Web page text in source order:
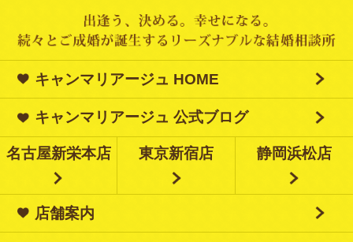
キャンマリアージュ HOME
キャンマリアージュ 公式ブログ
名古屋新栄本店 東京新宿店 静岡浜松店
店舗案内